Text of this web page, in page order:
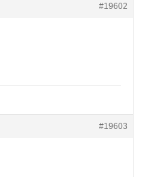
#19602
#19603